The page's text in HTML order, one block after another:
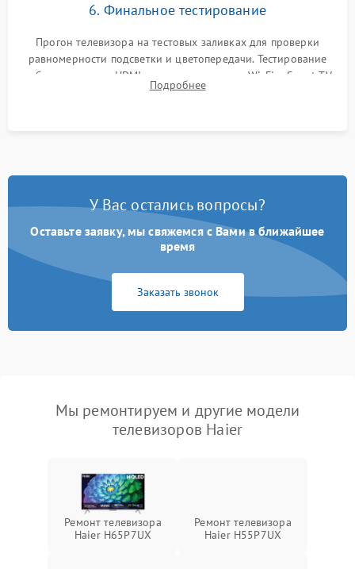
6. Финальное тестирование
Прогон телевизора на тестовых заливках для проверки
равномерности подсветки и цветопередачи. Тестирование
работы разъемов HDMI, динамиков, модуля Wi-Fi и Smart TV
в рабочем режиме в течение нескольких часов.
Подробнее
У Вас остались вопросы?
Оставьте заявку, мы свяжемся с Вами в ближайшее
время
Заказать звонок
Мы ремонтируем и другие модели
телевизоров Haier
Ремонт телевизора
Haier H65P7UX
Ремонт телевизора
Haier H55P7UX